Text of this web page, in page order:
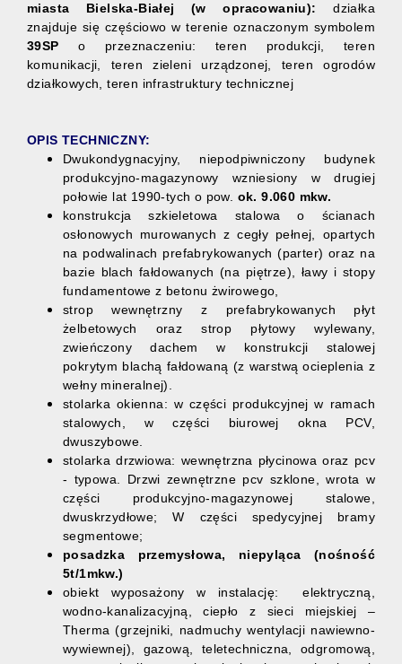
miasta Bielska-Białej (w opracowaniu):
działka
znajduje się częściowo w terenie oznaczonym symbolem
39SPo przeznaczeniu: teren produkcji, teren
komunikacji, teren zieleni urządzonej, teren ogrodów
działkowych, teren infrastruktury technicznej
OPIS TECHNICZNY:
Dwukondygnacyjny, niepodpiwniczony budynek
produkcyjno-magazynowy wzniesiony w drugiej
połowie lat 1990-tych o pow. ok. 9.060 mkw.
konstrukcja szkieletowa stalowa o ścianach
osłonowych murowanych z cegły pełnej, opartych
na podwalinach prefabrykowanych (parter) oraz na
bazie blach fałdowanych (na piętrze), ławy i stopy
fundamentowe z betonu żwirowego,
strop wewnętrzny z prefabrykowanych płyt
żelbetowych oraz strop płytowy wylewany,
zwieńczony dachem w konstrukcji stalowej
pokrytym blachą fałdowaną (z warstwą ocieplenia z
wełny mineralnej).
stolarka okienna: w części produkcyjnej w ramach
stalowych, w części biurowej okna PCV,
dwuszybowe.
stolarka drzwiowa: wewnętrzna płycinowa oraz pcv
- typowa. Drzwi zewnętrzne pcv szklone, wrota w
części produkcyjno-magazynowej stalowe,
dwuskrzydłowe; W części spedycyjnej bramy
segmentowe;
posadzka przemysłowa, niepyląca (nośność
5t/1mkw.)
obiekt wyposażony w instalację: elektryczną,
wodno-kanalizacyjną, ciepło z sieci miejskiej –
Therma (grzejniki, nadmuchy wentylacji nawiewno-
wywiewnej), gazową, teletechniczna, odgromową,